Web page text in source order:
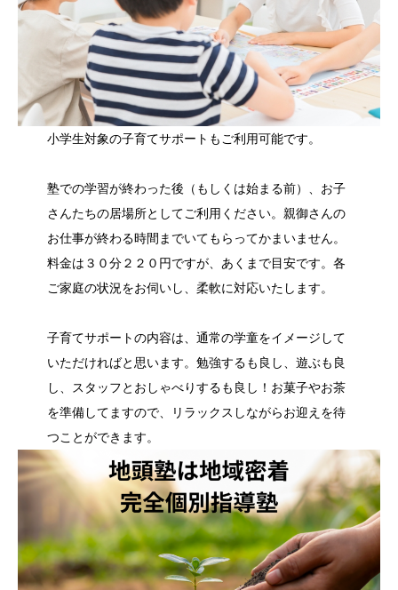
小学生対象の子育てサポートもご利用可能です。
塾での学習が終わった後（もしくは始まる前）、お子
さんたちの居場所としてご利用ください。親御さんの
お仕事が終わる時間までいてもらってかまいません。
料金は３０分２２０円ですが、あくまで目安です。各
ご家庭の状況をお伺いし、柔軟に対応いたします。
子育てサポートの内容は、通常の学童をイメージして
いただければと思います。勉強するも良し、遊ぶも良
し、スタッフとおしゃべりするも良し！お菓子やお茶
を準備してますので、リラックスしながらお迎えを待
つことができます。